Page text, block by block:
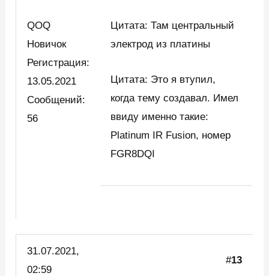
QOQ
Новичок
Регистрация:
13.05.2021
Сообщений:
56
Цитата: Там центральный
электрод из платины
Цитата: Это я втупил,
когда тему создавал. Имел
ввиду именно такие:
Platinum IR Fusion, номер
FGR8DQI
31.07.2021,
02:59
#13